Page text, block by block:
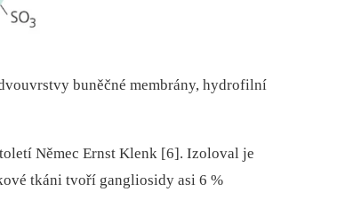
buněčné membrány, hydrofilní
Němec Ernst Klenk [6]. Izoloval je
tkáni tvoří gangliosidy asi 6 %